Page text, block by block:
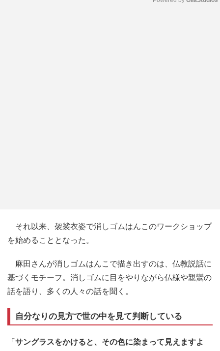
それ以来、袈裟衣姿で消しゴムはんこのワークショップ
を始めることとなった。
麻田さんが消しゴムはんこで描き出すのは、仏教説話に
基づくモチーフ。消しゴムに目をやりながら仏様や親鸞の
話を語り、多くの人々の話を聞く。
自分なりの見方で世の中を見て判断している
「 サングラスをかけると、その色に染まって見えますよ